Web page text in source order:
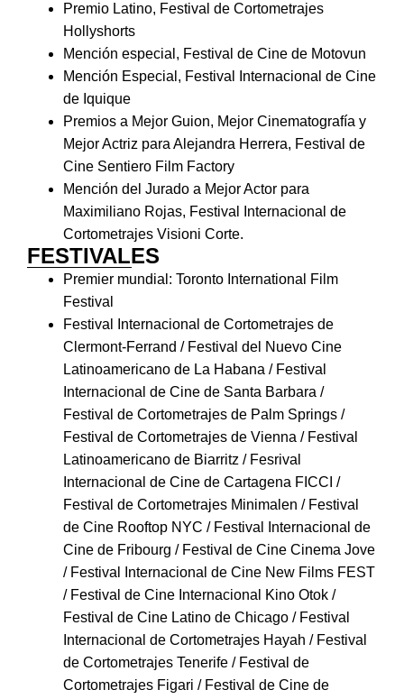
Premio Latino, Festival de Cortometrajes
Hollyshorts
Mención especial, Festival de Cine de Motovun
Mención Especial, Festival Internacional de Cine
de Iquique
Premios a Mejor Guion, Mejor Cinematografía y
Mejor Actriz para Alejandra Herrera, Festival de
Cine Sentiero Film Factory
Mención del Jurado a Mejor Actor para
Maximiliano Rojas, Festival Internacional de
Cortometrajes Visioni Corte.
FESTIVALES
Premier mundial: Toronto International Film
Festival
Festival Internacional de Cortometrajes de
Clermont-Ferrand / Festival del Nuevo Cine
Latinoamericano de La Habana / Festival
Internacional de Cine de Santa Barbara /
Festival de Cortometrajes de Palm Springs /
Festival de Cortometrajes de Vienna / Festival
Latinoamericano de Biarritz / Fesrival
Internacional de Cine de Cartagena FICCI /
Festival de Cortometrajes Minimalen / Festival
de Cine Rooftop NYC / Festival Internacional de
Cine de Fribourg / Festival de Cine Cinema Jove
/ Festival Internacional de Cine New Films FEST
/ Festival de Cine Internacional Kino Otok /
Festival de Cine Latino de Chicago / Festival
Internacional de Cortometrajes Hayah / Festival
de Cortometrajes Tenerife / Festival de
Cortometrajes Figari / Festival de Cine de